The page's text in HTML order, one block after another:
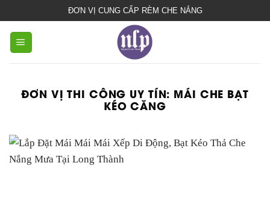
che
nắng
mưa
ĐƠN VỊ CUNG CẤP RÈM CHE NẮNG
ĐƠN VỊ THI CÔNG UY TÍN: MÁI CHE BẠT
KÉO CĂNG